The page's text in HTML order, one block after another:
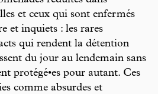
et ceux qui sont enfermés
et inquiets : les rares
qui rendent la détention
du jour au lendemain sans
protégé•es pour autant. Ces
comme absurdes et